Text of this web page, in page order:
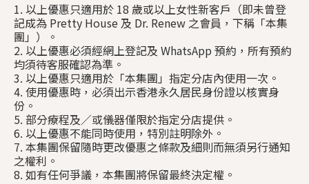
1. 以上優惠只適用於 18 歲或以上女性新客戶（即未曾登
記成為 Pretty House 及 Dr. Renew 之會員，下稱「本集
團」）。
2. 以上優惠必須經網上登記及 WhatsApp 預約，所有預約
均須待客服確認為準。
3. 以上優惠只適用於「本集團」指定分店內使用一次。
4. 使用優惠時，必須出示香港永久居民身份證以核實身
份。
5. 部分療程及／或儀器僅限於指定分店提供。
6. 以上優惠不能同時使用，特別註明除外。
7. 本集團保留隨時更改優惠之條款及細則而無須另行通知
之權利。
8. 如有任何爭議，本集團將保留最終決定權。